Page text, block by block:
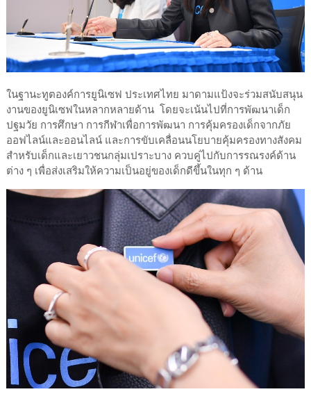
ในฐานะทูตองค์การยูนิเซฟ ประเทศไทย มาดามแป้งจะร่วมสนับสนุน
งานของยูนิเซฟในหลากหลายด้าน โดยจะเน้นไปที่การพัฒนาเด็ก
ปฐมวัย การศึกษา การกีฬาเพื่อการพัฒนา การคุ้มครองเด็กจากภัย
ออฟไลน์และออนไลน์ และการขับเคลื่อนนโยบายคุ้มครองทางสังคม
สำหรับเด็กและเยาวชนกลุ่มเปราะบาง ควบคู่ไปกับการรณรงค์ด้าน
ต่าง ๆ เพื่อส่งเสริมให้ความเป็นอยู่ของเด็กดีขึ้นในทุก ๆ ด้าน